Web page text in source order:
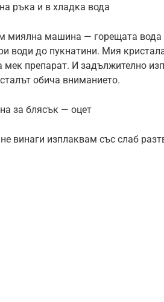
ръка и в хладка вода
миялна машина — горещата вода
води до пукнатини. Мия
мек препарат. И задължително
обича вниманието.
за блясък — оцет
винаги изплаквам със слаб